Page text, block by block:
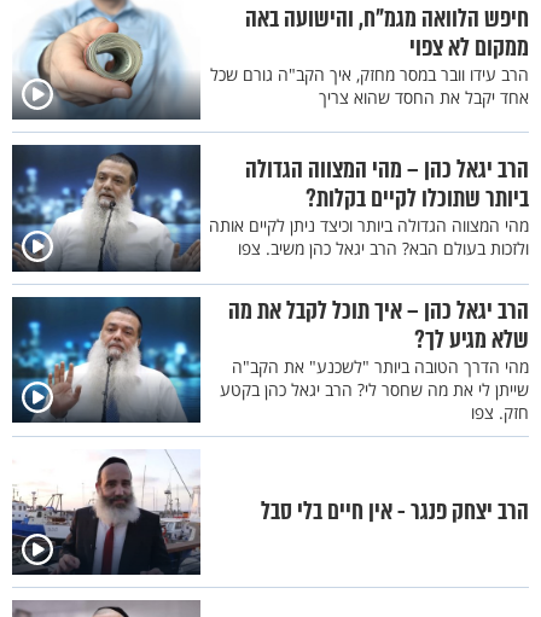
חיפש הלוואה מגמ"ח, והישועה באה
ממקום לא צפוי
הרב עידו וובר במסר מחזק, איך הקב"ה גורם שכל
אחד יקבל את החסד שהוא צריך
הרב יגאל כהן – מהי המצווה הגדולה
ביותר שתוכלו לקיים בקלות?
מהי המצווה הגדולה ביותר וכיצד ניתן לקיים אותה
ולזכות בעולם הבא? הרב יגאל כהן משיב. צפו
הרב יגאל כהן – איך תוכל לקבל את מה
שלא מגיע לך?
מהי הדרך הטובה ביותר "לשכנע" את הקב"ה
שייתן לי את מה שחסר לי? הרב יגאל כהן בקטע
חזק. צפו
הרב יצחק פנגר - אין חיים בלי סבל